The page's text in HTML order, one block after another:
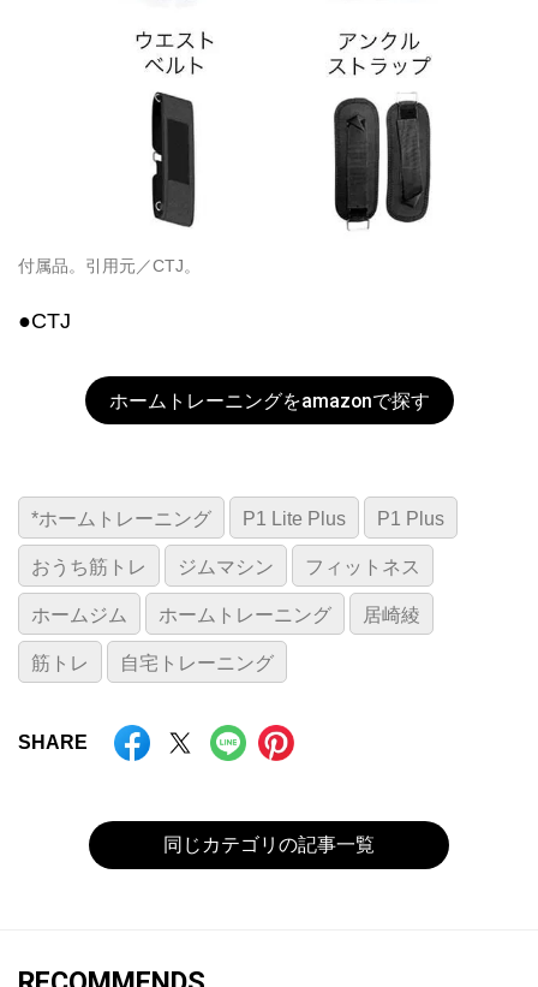
付属品。引用元／CTJ。
●CTJ
ホームトレーニングをamazonで探す
*ホームトレーニング P1 Lite Plus P1 Plus
おうち筋トレ ジムマシン フィットネス
ホームジム ホームトレーニング 居崎綾
筋トレ 自宅トレーニング
SHARE
同じカテゴリの記事一覧